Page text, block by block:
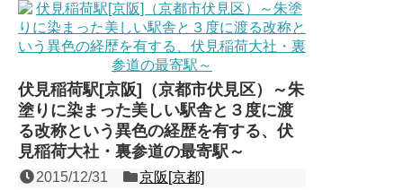
伏見稲荷駅[京阪]（京都市伏見区）～朱
塗りに染まった美しい駅舎と３度に渡
る改称という異色の経歴を有する、伏
見稲荷大社・裏参道の最寄駅～
2015/12/31
京阪[京都]